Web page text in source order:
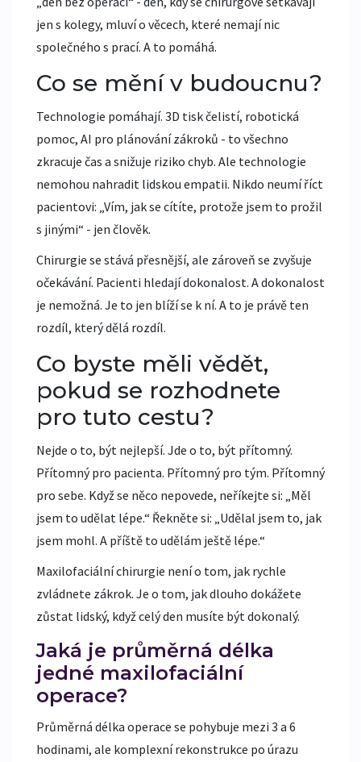
jen s kolegy, mluví o věcech, které nemají nic
společného s prací. A to pomáhá.
Co se mění v budoucnu?
Technologie pomáhají. 3D tisk čelistí, robotická
pomoc, AI pro plánování zákroků - to všechno
zkracuje čas a snižuje riziko chyb. Ale technologie
nemohou nahradit lidskou empatii. Nikdo neumí říct
pacientovi: „Vím, jak se cítíte, protože jsem to prožil
s jinými“ - jen člověk.
Chirurgie se stává přesnější, ale zároveň se zvyšuje
očekávání. Pacienti hledají dokonalost. A dokonalost
je nemožná. Je to jen blíží se k ní. A to je právě ten
rozdíl, který dělá rozdíl.
Co byste měli vědět,
pokud se rozhodnete
pro tuto cestu?
Nejde o to, být nejlepší. Jde o to, být přítomný.
Přítomný pro pacienta. Přítomný pro tým. Přítomný
pro sebe. Když se něco nepovede, neříkejte si: „Měl
jsem to udělat lépe.“ Řekněte si: „Udělal jsem to, jak
jsem mohl. A příště to udělám ještě lépe.“
Maxilofaciální chirurgie není o tom, jak rychle
zvládnete zákrok. Je o tom, jak dlouho dokážete
zůstat lidský, když celý den musíte být dokonalý.
Jaká je průměrná délka
jedné maxilofaciální
operace?
Průměrná délka operace se pohybuje mezi 3 a 6
hodinami, ale komplexní rekonstrukce po úrazu